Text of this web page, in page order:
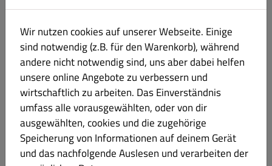
Telefon
Keine
Haltet mich per E-Mail über Angebote auf dem Laufenden.
Indem Sie auf „Registrieren“ klicken, erklären Sie sich mit
den
Allgemeinen Geschäftsbedingungen undder
Datenschutzrichtliniedieser Website einverstanden.
Wir nutzen cookies auf unserer Webseite. Einige
sind notwendig (z.B. für den Warenkorb), während
andere nicht notwendig sind, uns aber dabei helfen
unsere online Angebote zu verbessern und
wirtschaftlich zu arbeiten. Das Einverständnis
umfass alle vorausgewählten, oder von dir
ausgewählten, cookies und die zugehörige
Speicherung von Informationen auf deinem Gerät
und das nachfolgende Auslesen und verarbeiten der